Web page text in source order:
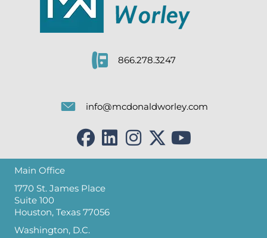
866.278.3247
info@mcdonaldworley.com
Main Office
1770 St. James Place
Suite 100
Houston, Texas 77056
Washington, D.C.